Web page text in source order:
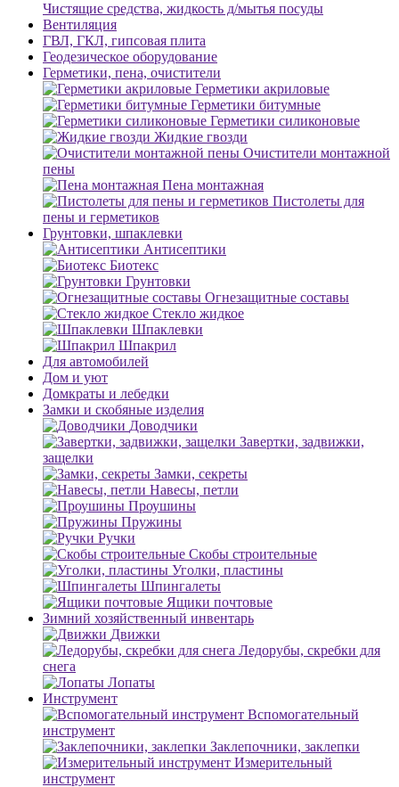
Чистящие средства, жидкость д/мытья посуды
Вентиляция
ГВЛ, ГКЛ, гипсовая плита
Геодезическое оборудование
Герметики, пена, очистители
Герметики акриловые
Герметики битумные
Герметики силиконовые
Жидкие гвозди
Очистители монтажной
пены
Пена монтажная
Пистолеты для
пены и герметиков
Грунтовки, шпаклевки
Антисептики
Биотекс
Грунтовки
Огнезащитные составы
Стекло жидкое
Шпаклевки
Шпакрил
Для автомобилей
Дом и уют
Домкраты и лебедки
Замки и скобяные изделия
Доводчики
Завертки, задвижки,
защелки
Замки, секреты
Навесы, петли
Проушины
Пружины
Ручки
Скобы строительные
Уголки, пластины
Шпингалеты
Ящики почтовые
Зимний хозяйственный инвентарь
Движки
Ледорубы, скребки для
снега
Лопаты
Инструмент
Вспомогательный
инструмент
Заклепочники, заклепки
Измерительный
инструмент